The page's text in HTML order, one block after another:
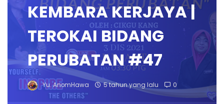
KEMBARA KERJAYA |
TEROKAI BIDANG
PERUBATAN #47
Yu. AnomHawa 5 tahun yang lalu 0